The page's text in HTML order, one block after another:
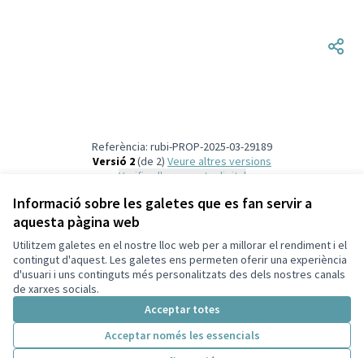
Informació sobre les galetes que es fan servir a
aquesta pàgina web
Utilitzem galetes en el nostre lloc web per a millorar el rendiment i el
contingut d'aquest. Les galetes ens permeten oferir una experiència
d'usuari i uns continguts més personalitzats des dels nostres canals
de xarxes socials.
Acceptar totes
Acceptar només les essencials
Referència: rubi-PROP-2025-03-29189
Versió 2(de 2)
veure altres versions
Verifica l'empremta digital
Termes i condicions d'ús
Configuració de les galetes
Ajuntament de Rubí a X
(Enllaç extern)
Ajuntament de Rubí a Facebook
(Enllaç extern)
Ajuntament de Rubí a Instagram
(Enllaç extern)
Ajuntament de Rubí a YouTube
(Enllaç extern)
Ajuntament de Rubí a GitHub
(Enllaç extern)
Triar la llenguaElegir el idioma
Amb
(Enllaç